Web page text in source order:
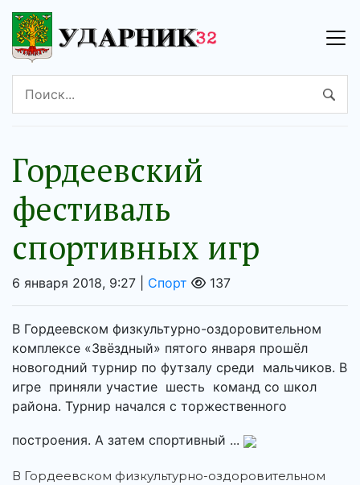
Гордеевский
фестиваль
спортивных игр
6 января 2018, 9:27 | Спорт 137
В Гордеевском физкультурно-оздоровительном
комплексе «Звёздный» пятого января прошёл
новогодний турнир по футзалу среди мальчиков. В
игре приняли участие шесть команд со школ
района. Турнир начался с торжественного
построения. А затем спортивный ...
В Гордеевском физкультурно-оздоровительном